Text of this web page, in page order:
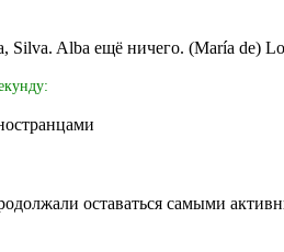
Silva. Alba ещё ничего. (María de)
оставаться самыми